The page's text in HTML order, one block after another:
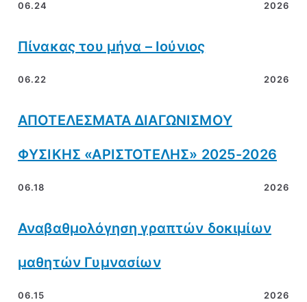
06.24 2026
Πίνακας του μήνα – Ιούνιος
06.22 2026
ΑΠΟΤΕΛΕΣΜΑΤΑ ΔΙΑΓΩΝΙΣΜΟΥ
ΦΥΣΙΚΗΣ «ΑΡΙΣΤΟΤΕΛΗΣ» 2025-2026
06.18 2026
Αναβαθμολόγηση γραπτών δοκιμίων
μαθητών Γυμνασίων
06.15 2026